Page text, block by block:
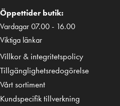
Öppettider butik:
Vardagar 07.00 - 16.00
Viktiga länkar
Villkor & integritetspolicy
Tillgänglighetsredogörelse
Vårt sortiment
Kundspecifik tillverkning